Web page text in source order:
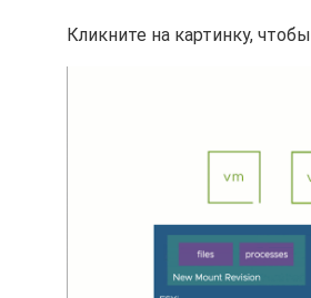
Кликните на картинку,